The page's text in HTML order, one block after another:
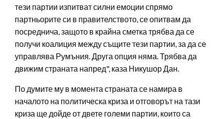
тези партии изпитват силни емоции спрямо
партньорите си в правителството, се опитвам да
посреднича, защото в крайна сметка трябва да се
получи коалиция между същите тези партии, за да се
управлява Румъния. Друга опция няма. Трябва да
движим страната напред", каза Никушор Дан.
По думите му в момента страната се намира в
началото на политическа криза и отговорът на тази
криза ще дойде от двете големи партии, които са